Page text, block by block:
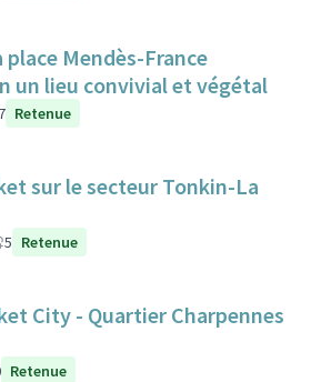
Mendès-France
un lieu convivial et végétal
Retenue
sur le secteur Tonkin-La
5 Retenue
City - Quartier Charpennes
Retenue